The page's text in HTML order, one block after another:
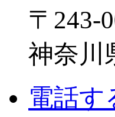
〒243-
神奈川
電話す